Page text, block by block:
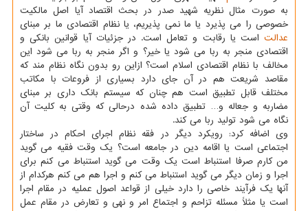
به صورت مثال نظریه شهید صدر در بحث اقتصاد آیا اصل مالکیت
خصوصی را می پذیرد یا ما نمی پذیریم، یا نظام اقتصادی ما بر مبنای
عدالت است یا رقابت و تعامل است. در جزئیات آیا قوانین بانکی و
اقتصادی منجر به ربا می شود یا خیر؟ و اگر منجر به ربا می شود این
مخالف با نظام اقتصادی اسلام است؟ ازاین رو بدون نگاه نظام مند که
مقاصد شریعت هم در آن جای دارد بسیاری از فروعات با مکاتب
مختلف قابل تطبیق است هم چنان که سیستم بانک داری بر مبنای
مضاربه و جعاله و… تطبیق داده شده درحالی که وقتی به کلیت آن
نگاه می شود تولید ربا می کند.
وی اضافه کرد: رویکرد دیگر در فقه نظام اجرای احکام در ساختار
اجتماعی است یا اقامه دین در جامعه است؟ یک وقت فقیه می گوید
من کارم صرفا استنباط است یک وقت می گوید استنباط می کنم برای
اجرا و زمان دیگر می گوید استنباط می کنم و اجرا هم می کنم هرکدام از
آنها یک فرآیند خاصی را دارد خیلی از قواعد اصول عملیه در مقام اجرا
است یا مثلاً مسئله تزاحم و اجتماع امر و نهی و تعارض در مقام عمل